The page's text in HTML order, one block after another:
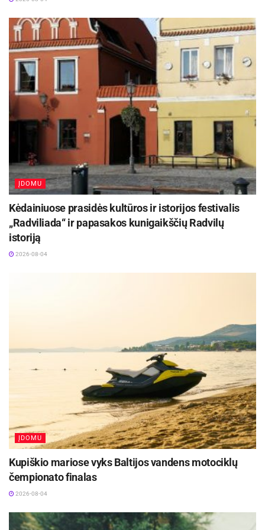
Sigitas Mackonis – Linkmenų pašto laiškininkas
Božena Volodkovič – Vilniaus 29-ojo pašto laiškininkė
Laima Kryžanauskienė – Radviliškio pašto laiškininkė
Julija Velykienė – Vilniaus centrinio pašto klientų
aptarnavimo specialistė
Virginija Mažonienė – Gargždų pašto klientų
aptarnavimo specialistė
Ieva Lastauskaitė – Šeduvos pašto klientų
aptarnavimo specialistė
Rūta Dobilaitė – Vilniaus 57-ojo pašto klientų
aptarnavimo specialistė
Dalia Černeckienė – Gargždų pašto viršininkė
Erika Rapolienė – Ruklos pašto viršininkė
Laima Arštikienė – Šeduvos pašto viršininkė
Neringa Pakutkienė – 420-ojo „PayPost“ pardavimų
Eglė Zdanevičiūtė – 138-ojo „PayPost“ pardavimų
Agnė Bubulytė – 539-ojo „PayPost“ pardavimų
vadybininkė
Mantas Mickevičius – LP EXPRESS kurjeris
Mindaugas Radavičius – LP EXPRESS kurjeris
Egidijus Nevulis – LP EXPRESS kurjeris
Aurimas Venckus – LP EXPRESS kurjeris
ĮDOMU
Kėdainiuose prasidės kultūros ir istorijos festivalis
„Radviliada“ ir papasakos kunigaikščių Radvilų
istoriją
2026-08-04
ĮDOMU
Kupiškio mariose vyks Baltijos vandens motociklų
čempionato finalas
2026-08-04